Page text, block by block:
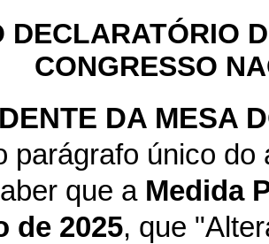
DECLARATÓRIO
CONGRESSO
DA MESA
parágrafo único do
que a Medida
de 2025, que